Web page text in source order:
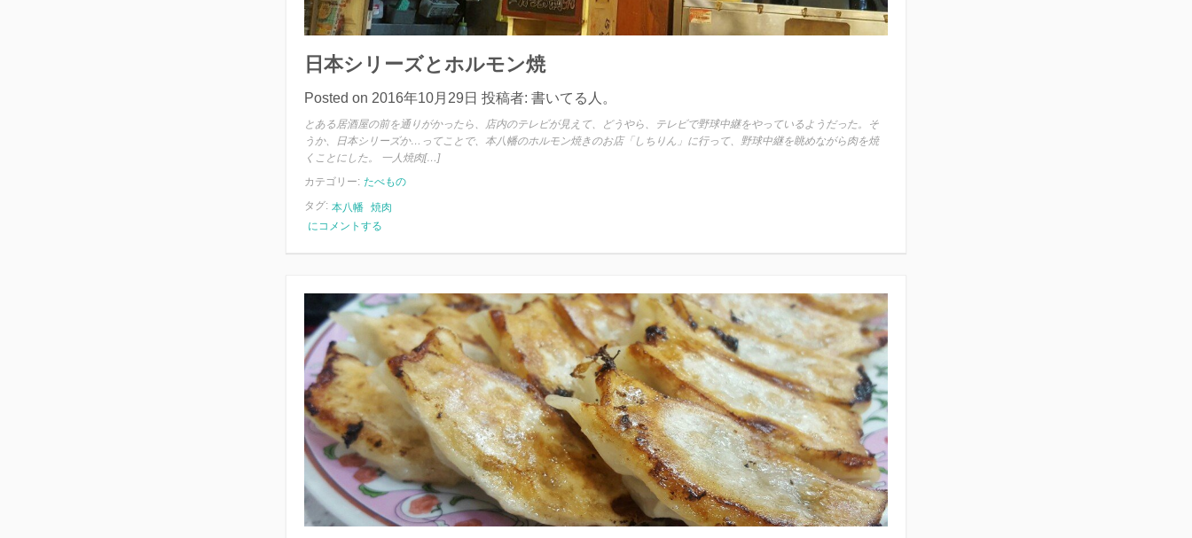
日本シリーズとホルモン焼
Posted on 2016年10月29日 投稿者: 書いてる人。
とある居酒屋の前を通りがかったら、店内のテレビが見えて、どうやら、テレビで野球中継をやっているようだった。そ
うか、日本シリーズか…ってことで、本八幡のホルモン焼きのお店「しちりん」に行って、野球中継を眺めながら肉を焼
くことにした。 一人焼肉[…]
カテゴリー: たべもの
タグ: 本八幡 焼肉
日
ー
と
ホ
ル
モ
ン
焼
にコメントする